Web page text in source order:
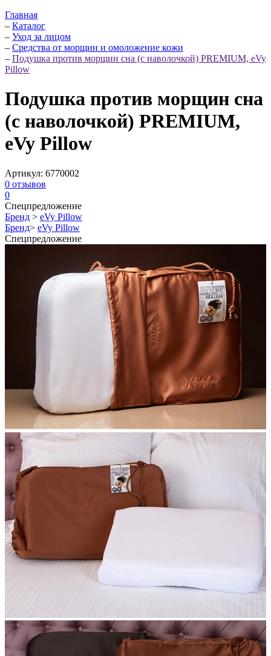
Главная
– Каталог
– Уход за лицом
– Средства от морщин и омоложение кожи
– Подушка против морщин сна (с наволочкой) PREMIUM, eVy
Pillow
Подушка против морщин сна
(с наволочкой) PREMIUM,
eVy Pillow
Артикул: 6770002
0 отзывов
0
Спецпредложение
Бренд > eVy Pillow
Бренд> eVy Pillow
Спецпредложение